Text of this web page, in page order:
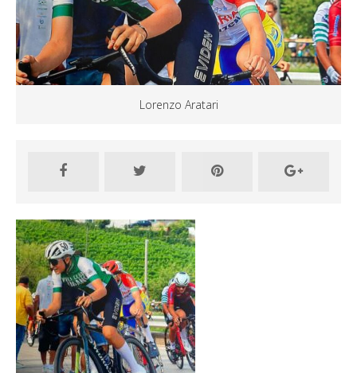
Lorenzo Aratari